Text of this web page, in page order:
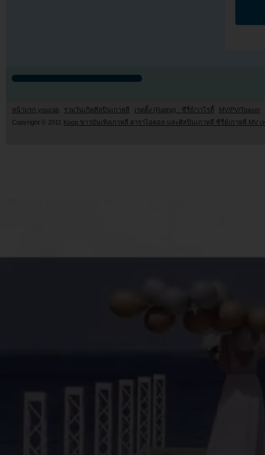
หน้าแรก youzab รวมวันเกิดศิลปินเกาหลี เรตติ้ง (Rating) : ซีรี่ย์/วาไรตี้
MV/PV/Teaser
Copyright © 2011 Kpop ข่าวบันเทิงเกาหลี ดาราไอดอล และศิลปินเกาหลี ซีรี่ย์เกาหลี MV